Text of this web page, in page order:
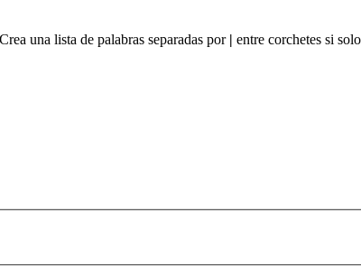
una lista de palabras separadas por | entre corchetes si